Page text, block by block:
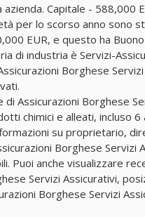
Capitale - 588,000
per lo scorso anno sono
EUR, e questo ha
di industria è Servizi-
Borghese
di Assicurazioni Borghese
chimici e alleati, incluso 6
su proprietario,
Borghese Servizi
Puoi anche visualizzare
Servizi Assicurativi,
Borghese Servizi